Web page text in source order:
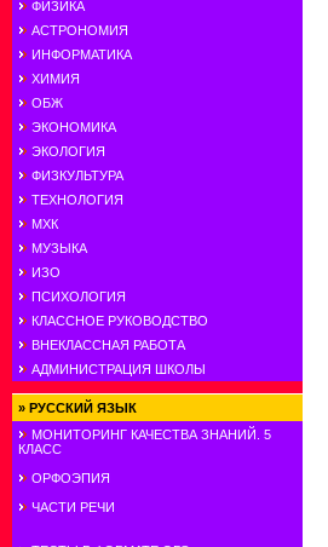
ФИЗИКА
АСТРОНОМИЯ
ИНФОРМАТИКА
ХИМИЯ
ОБЖ
ЭКОНОМИКА
ЭКОЛОГИЯ
ФИЗКУЛЬТУРА
ТЕХНОЛОГИЯ
МХК
МУЗЫКА
ИЗО
ПСИХОЛОГИЯ
КЛАССНОЕ РУКОВОДСТВО
ВНЕКЛАССНАЯ РАБОТА
АДМИНИСТРАЦИЯ ШКОЛЫ
» РУССКИЙ ЯЗЫК
МОНИТОРИНГ КАЧЕСТВА ЗНАНИЙ. 5
КЛАСС
ОРФОЭПИЯ
ЧАСТИ РЕЧИ